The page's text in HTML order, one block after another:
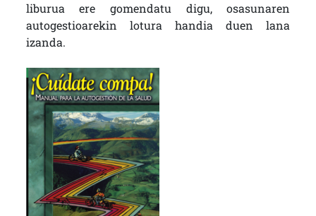
liburua ere gomendatu digu, osasunaren
autogestioarekin lotura handia duen lana
izanda.